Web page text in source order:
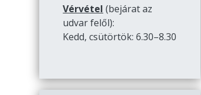
Vérvétel (bejárat az
udvar felől):
Kedd, csütörtök: 6.30–8.30